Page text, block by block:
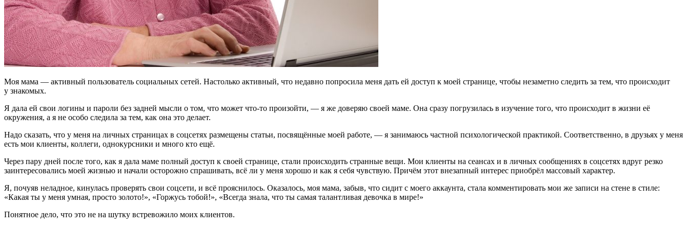
Моя мама — активный пользователь социальных сетей. Настолько активный, что недавно попросила меня дать ей доступ к моей странице, чтобы незаметно следить за тем, что происходит
у знакомых.
Я дала ей свои логины и пароли без задней мысли о том, что может что-то произойти, — я же доверяю своей маме. Она сразу погрузилась в изучение того, что происходит в жизни её
окружения, а я не особо следила за тем, как она это делает.
Надо сказать, что у меня на личных страницах в соцсетях размещены статьи, посвящённые моей работе, — я занимаюсь частной психологической практикой. Соответственно, в друзьях у меня
есть мои клиенты, коллеги, однокурсники и много кто ещё.
Через пару дней после того, как я дала маме полный доступ к своей странице, стали происходить странные вещи. Мои клиенты на сеансах и в личных сообщениях в соцсетях вдруг резко
заинтересовались моей жизнью и начали осторожно спрашивать, всё ли у меня хорошо и как я себя чувствую. Причём этот внезапный интерес приобрёл массовый характер.
Я, почуяв неладное, кинулась проверять свои соцсети, и всё прояснилось. Оказалось, моя мама, забыв, что сидит с моего аккаунта, стала комментировать мои же записи на стене в стиле:
«Какая ты у меня умная, просто золото!», «Горжусь тобой!», «Всегда знала, что ты самая талантливая девочка в мире!»
Понятное дело, что это не на шутку встревожило моих клиентов.